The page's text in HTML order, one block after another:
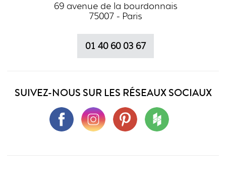
69 avenue de la bourdonnais
75007 - Paris
01 40 60 03 67
SUIVEZ-NOUS SUR LES RÉSEAUX SOCIAUX